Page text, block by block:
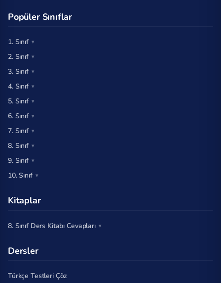
Popüler Sınıflar
1. Sınıf
2. Sınıf
3. Sınıf
4. Sınıf
5. Sınıf
6. Sınıf
7. Sınıf
8. Sınıf
9. Sınıf
10. Sınıf
Kitaplar
8. Sınıf Ders Kitabı Cevapları
Dersler
Türkçe Testleri Çöz